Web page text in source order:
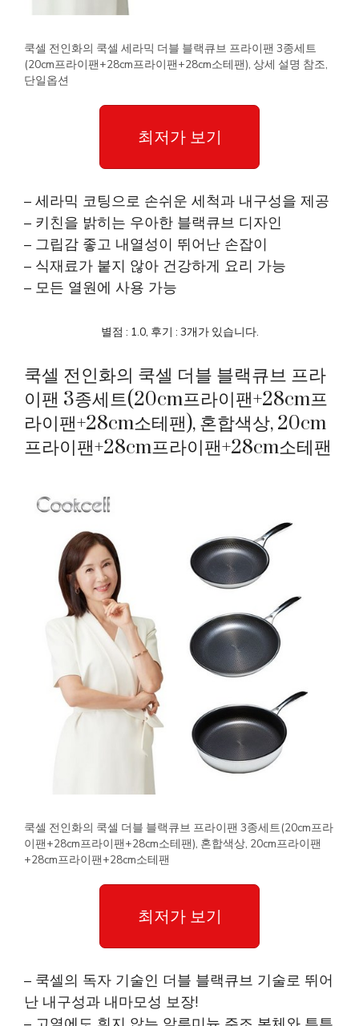
쿡셀 전인화의 쿡셀 세라믹 더블 블랙큐브 프라이팬 3종세트
(20cm프라이팬+28cm프라이팬+28cm소테팬), 상세 설명 참조,
단일옵션
최저가 보기
– 세라믹 코팅으로 손쉬운 세척과 내구성을 제공
– 키친을 밝히는 우아한 블랙큐브 디자인
– 그립감 좋고 내열성이 뛰어난 손잡이
– 식재료가 붙지 않아 건강하게 요리 가능
– 모든 열원에 사용 가능
별점 : 1.0, 후기 : 3개가 있습니다.
쿡셀 전인화의 쿡셀 더블 블랙큐브 프라
이팬 3종세트(20cm프라이팬+28cm프
라이팬+28cm소테팬), 혼합색상, 20cm
프라이팬+28cm프라이팬+28cm소테팬
쿡셀 전인화의 쿡셀 더블 블랙큐브 프라이팬 3종세트(20cm프라
이팬+28cm프라이팬+28cm소테팬), 혼합색상, 20cm프라이팬
+28cm프라이팬+28cm소테팬
최저가 보기
– 쿡셀의 독자 기술인 더블 블랙큐브 기술로 뛰어
난 내구성과 내마모성 보장!